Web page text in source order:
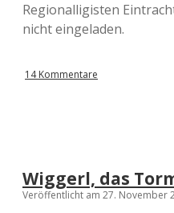
Regionalligisten
nicht eingeladen.
14 Kommentare
Wiggerl, das
Veröffentlicht am 27. November